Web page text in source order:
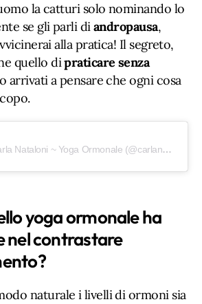
la catturi solo nominando lo
se gli parli diandropausa,
alla pratica! Il segreto,
quello dipraticare senza
arrivati a pensare che ogni cosa
A post shared by Carla Nataloni ~ Yoga Ormonale (@carlanataloniyoga)
yoga ormonale ha
nel contrastare
naturale i livelli di ormoni sia